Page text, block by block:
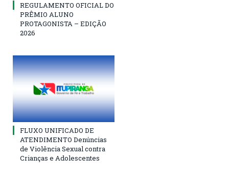
REGULAMENTO OFICIAL DO
PRÊMIO ALUNO
PROTAGONISTA – EDIÇÃO
2026
FLUXO UNIFICADO DE
ATENDIMENTO Denúncias
de Violência Sexual contra
Crianças e Adolescentes